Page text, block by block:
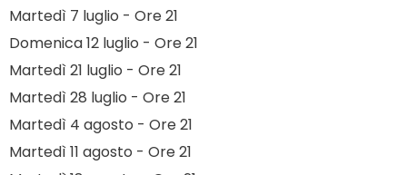
Martedì 7 luglio - Ore 21
Domenica 12 luglio - Ore 21
Martedì 21 luglio - Ore 21
Martedì 28 luglio - Ore 21
Martedì 4 agosto - Ore 21
Martedì 11 agosto - Ore 21